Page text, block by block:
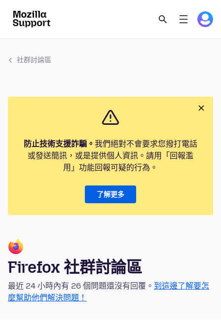
社群討論區
防止技術支援詐騙。 我們絕對不會要求您撥打電話
或發送簡訊，或是提供個人資訊。請用「回報濫
用」功能回報可疑的行為。
了解更多
Firefox 社群討論區
最近 24 小時內有 26 個問題還沒有回覆。 到這邊了解要怎
麼幫助他們解決問題！